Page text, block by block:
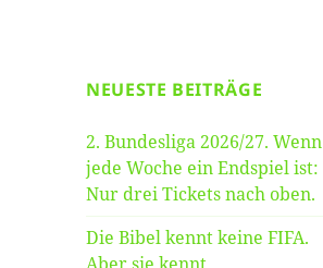
NEUESTE BEITRÄGE
2. Bundesliga 2026/27. Wenn
jede Woche ein Endspiel ist:
Nur drei Tickets nach oben.
Die Bibel kennt keine FIFA.